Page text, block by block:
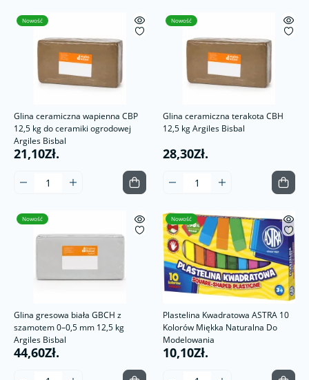
Nowość
Glina ceramiczna wapienna CBP
12,5 kg do ceramiki ogrodowej
Argiles Bisbal
21,10Zł.
Nowość
Glina ceramiczna terakota CBH
12,5 kg Argiles Bisbal
28,30Zł.
Nowość
Glina gresowa biała GBCH z
szamotem 0–0,5 mm 12,5 kg
Argiles Bisbal
44,60Zł.
Nowość
Plastelina Kwadratowa ASTRA 10
Kolorów Miękka Naturalna Do
Modelowania
10,10Zł.